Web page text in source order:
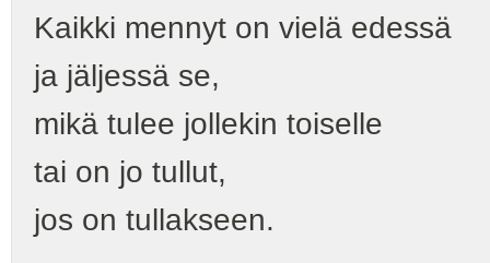
Kaikki mennyt on vielä edessä
ja jäljessä se,
mikä tulee jollekin toiselle
tai on jo tullut,
jos on tullakseen.